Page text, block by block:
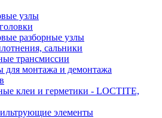
узлы
разборные узлы
сальники
трансмиссии
для монтажа и демонтажа
клеи и герметики - LOCTITE,
элементы